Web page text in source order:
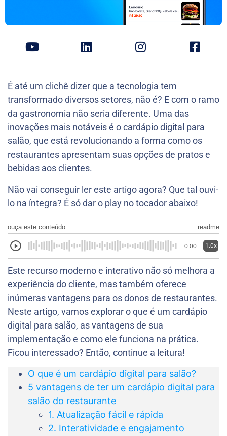
É até um clichê dizer que a tecnologia tem
transformado diversos setores, não é? E com o ramo
da gastronomia não seria diferente. Uma das
inovações mais notáveis é o cardápio digital para
salão, que está revolucionando a forma como os
restaurantes apresentam suas opções de pratos e
bebidas aos clientes.
Não vai conseguir ler este artigo agora? Que tal ouvi-
lo na íntegra? É só dar o play no tocador abaixo!
ouça este conteúdo readme
0:00 1.0x
Este recurso moderno e interativo não só melhora a
experiência do cliente, mas também oferece
inúmeras vantagens para os donos de restaurantes.
Neste artigo, vamos explorar o que é um cardápio
digital para salão, as vantagens de sua
implementação e como ele funciona na prática.
Ficou interessado? Então, continue a leitura!
O que é um cardápio digital para salão?
5 vantagens de ter um cardápio digital para
salão do restaurante
1. Atualização fácil e rápida
2. Interatividade e engajamento